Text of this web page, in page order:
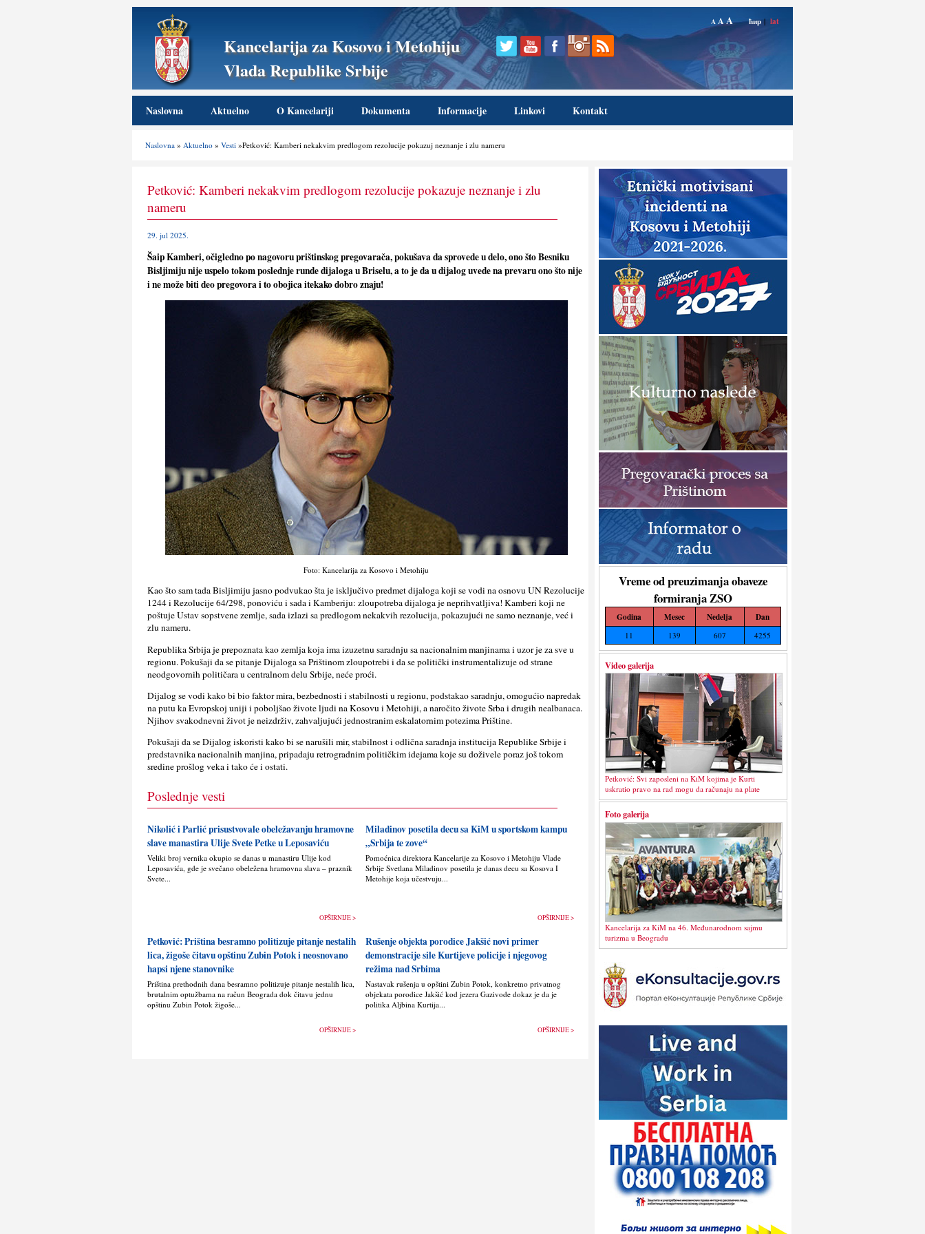
Kancelarija za Kosovo i Metohiju
Vlada Republike Srbije
A AA ћир | lat
Naslovna Aktuelno O Kancelariji Dokumenta Informacije Linkovi Kontakt
Naslovna »Aktuelno »Vesti »Petković: Kamberi nekakvim predlogom rezolucije pokazuj neznanje i zlu nameru
Vreme od preuzimanja obaveze
formiranja ZSO
Godina Mesec Nedelja Dan
11 139 607 4255
Video galerija
Petković: Svi zaposleni na KiM kojima je Kurti
uskratio pravo na rad mogu da računaju na plate
Foto galerija
Kancelarija za KiM na 46. Međunarodnom sajmu
turizma u Beogradu
Petković: Kamberi nekakvim predlogom rezolucije pokazuje neznanje i zlu
nameru
29. jul 2025.
Šaip Kamberi, očigledno po nagovoru prištinskog pregovarača, pokušava da sprovede u delo, ono što Besniku
Bisljimiju nije uspelo tokom poslednje runde dijaloga u Briselu, a to je da u dijalog uvede na prevaru ono što nije
i ne može biti deo pregovora i to obojica itekako dobro znaju!
Foto: Kancelarija za Kosovo i Metohiju
Kao što sam tada Bisljimiju jasno podvukao šta je isključivo predmet dijaloga koji se vodi na osnovu UN Rezolucije
1244 i Rezolucije 64/298, ponoviću i sada i Kamberiju: zloupotreba dijaloga je neprihvatljiva! Kamberi koji ne
poštuje Ustav sopstvene zemlje, sada izlazi sa predlogom nekakvih rezolucija, pokazujući ne samo neznanje, već i
zlu nameru.
Republika Srbija je prepoznata kao zemlja koja ima izuzetnu saradnju sa nacionalnim manjinama i uzor je za sve u
regionu. Pokušaji da se pitanje Dijaloga sa Prištinom zloupotrebi i da se politički instrumentalizuje od strane
neodgovornih političara u centralnom delu Srbije, neće proći.
Dijalog se vodi kako bi bio faktor mira, bezbednosti i stabilnosti u regionu, podstakao saradnju, omogućio napredak
na putu ka Evropskoj uniji i poboljšao živote ljudi na Kosovu i Metohiji, a naročito živote Srba i drugih nealbanaca.
Njihov svakodnevni život je neizdrživ, zahvaljujući jednostranim eskalatornim potezima Prištine.
Pokušaji da se Dijalog iskoristi kako bi se narušili mir, stabilnost i odlična saradnja institucija Republike Srbije i
predstavnika nacionalnih manjina, pripadaju retrogradnim političkim idejama koje su doživele poraz još tokom
sredine prošlog veka i tako će i ostati.
Poslednje vesti
Nikolić i Parlić prisustvovale obeležavanju hramovne
slave manastira Ulije Svete Petke u Leposaviću
Veliki broj vernika okupio se danas u manastiru Ulije kod
Leposavića, gde je svečano obeležena hramovna slava – praznik
Svete...
OPŠIRNIJE >
Miladinov posetila decu sa KiM u sportskom kampu
„Srbija te zove“
Pomoćnica direktora Kancelarije za Kosovo i Metohiju Vlade
Srbije Svetlana Miladinov posetila je danas decu sa Kosova I
Metohije koja učestvuju...
OPŠIRNIJE >
Petković: Priština besramno politizuje pitanje nestalih
lica, žigoše čitavu opštinu Zubin Potok i neosnovano
hapsi njene stanovnike
Priština prethodnih dana besramno politizuje pitanje nestalih lica,
brutalnim optužbama na račun Beograda dok čitavu jednu
opštinu Zubin Potok žigoše...
OPŠIRNIJE >
Rušenje objekta porodice Jakšić novi primer
demonstracije sile Kurtijeve policije i njegovog
režima nad Srbima
Nastavak rušenja u opštini Zubin Potok, konkretno privatnog
objekata porodice Jakšić kod jezera Gazivode dokaz je da je
politika Alјbina Kurtija...
OPŠIRNIJE >